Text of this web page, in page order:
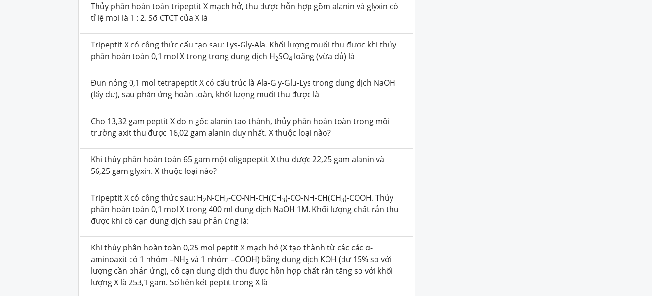
Thủy phân hoàn toàn tripeptit X mạch hở, thu được hỗn hợp gồm alanin và glyxin có
tỉ lệ mol là 1 : 2. Số CTCT của X là
Tripeptit X có công thức cấu tạo sau: Lys-Gly-Ala. Khối lượng muối thu được khi thủy
phân hoàn toàn 0,1 mol X trong trong dung dịch H2SO4 loãng (vừa đủ) là
Đun nóng 0,1 mol tetrapeptit X có cấu trúc là Ala-Gly-Glu-Lys trong dung dịch NaOH
(lấy dư), sau phản ứng hoàn toàn, khối lượng muối thu được là
Cho 13,32 gam peptit X do n gốc alanin tạo thành, thủy phân hoàn toàn trong môi
trường axit thu được 16,02 gam alanin duy nhất. X thuộc loại nào?
Khi thủy phân hoàn toàn 65 gam một oligopeptit X thu được 22,25 gam alanin và
56,25 gam glyxin. X thuộc loại nào?
Tripeptit X có công thức sau: H2N-CH2-CO-NH-CH(CH3)-CO-NH-CH(CH3)-COOH. Thủy
phân hoàn toàn 0,1 mol X trong 400 ml dung dịch NaOH 1M. Khối lượng chất rắn thu
được khi cô cạn dung dịch sau phản ứng là:
Khi thủy phân hoàn toàn 0,25 mol peptit X mạch hở (X tạo thành từ các các α-
aminoaxit có 1 nhóm –NH2 và 1 nhóm –COOH) bằng dung dịch KOH (dư 15% so với
lượng cần phản ứng), cô cạn dung dịch thu được hỗn hợp chất rắn tăng so với khối
lượng X là 253,1 gam. Số liên kết peptit trong X là